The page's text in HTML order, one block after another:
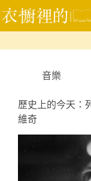
跳
至
要
音樂
歷史上的今天：
維奇